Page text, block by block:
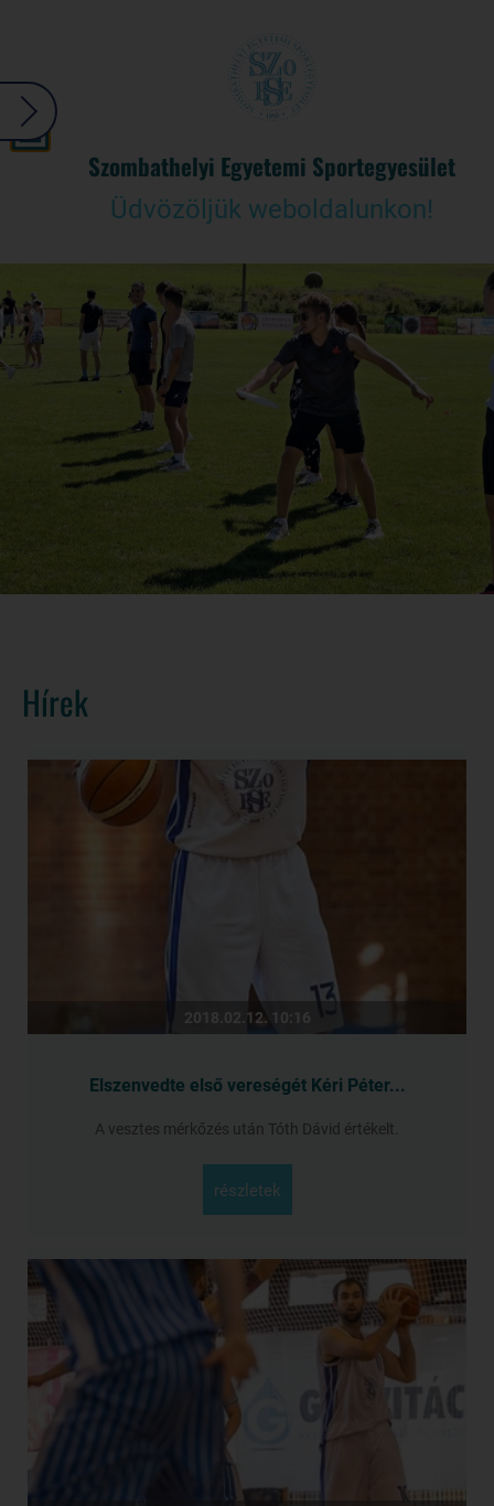
Szombathelyi Egyetemi Sportegyesület
Üdvözöljük weboldalunkon!
Hírek
2018.02.12. 10:16
Elszenvedte első vereségét Kéri Péter...
A vesztes mérkőzés után Tóth Dávid értékelt.
részletek